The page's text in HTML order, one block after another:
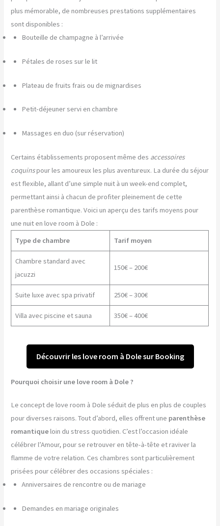
plus mémorable, de nombreuses prestations supplémentaires
sont disponibles :
Bouteille de champagne à l’arrivée
Pétales de roses sur le lit
Plateau de fruits frais ou de mignardises
Petit-déjeuner servi en chambre
Massages en duo (sur réservation)
Certains établissements proposent même des accessoires
coquinspour les amoureux les plus aventureux. La durée du séjour
est flexible, allant d’une simple nuit à un week-end complet,
permettant ainsi à chacun de profiter pleinement de cette
parenthèse romantique. Voici un aperçu des tarifs moyens pour
une nuit en love room à Dole :
Type de chambre
Tarif moyen
Chambre standard avec
jacuzzi
150€ – 200€
Suite luxe avec spa privatif 250€ – 300€
Villa avec piscine et sauna 350€ – 400€
Découvrir les love room à Dole sur Booking
Pourquoi choisir une love room à Dole ?
Le concept de love room à Dole séduit de plus en plus de couples
pour diverses raisons. Tout d’abord, elles offrent une parenthèse
romantiqueloin du stress quotidien. C’est l’occasion idéale
célébrer l’Amour, pour se retrouver en tête-à-tête et raviver la
flamme de votre relation. Ces chambres sont particulièrement
prisées pour célébrer des occasions spéciales :
Anniversaires de rencontre ou de mariage
Demandes en mariage originales